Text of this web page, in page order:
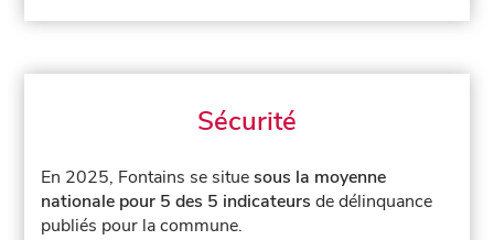
Sécurité
En 2025, Fontains se situesous la moyenne
nationale pour 5 des 5 indicateurs de délinquance
publiés pour la commune.